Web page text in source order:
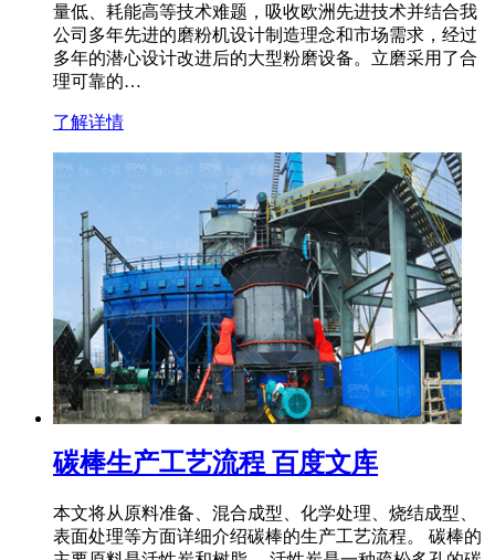
量低、耗能高等技术难题，吸收欧洲先进技术并结合我
公司多年先进的磨粉机设计制造理念和市场需求，经过
多年的潜心设计改进后的大型粉磨设备。立磨采用了合
理可靠的…
了解详情
碳棒生产工艺流程 百度文库
本文将从原料准备、混合成型、化学处理、烧结成型、
表面处理等方面详细介绍碳棒的生产工艺流程。 碳棒的